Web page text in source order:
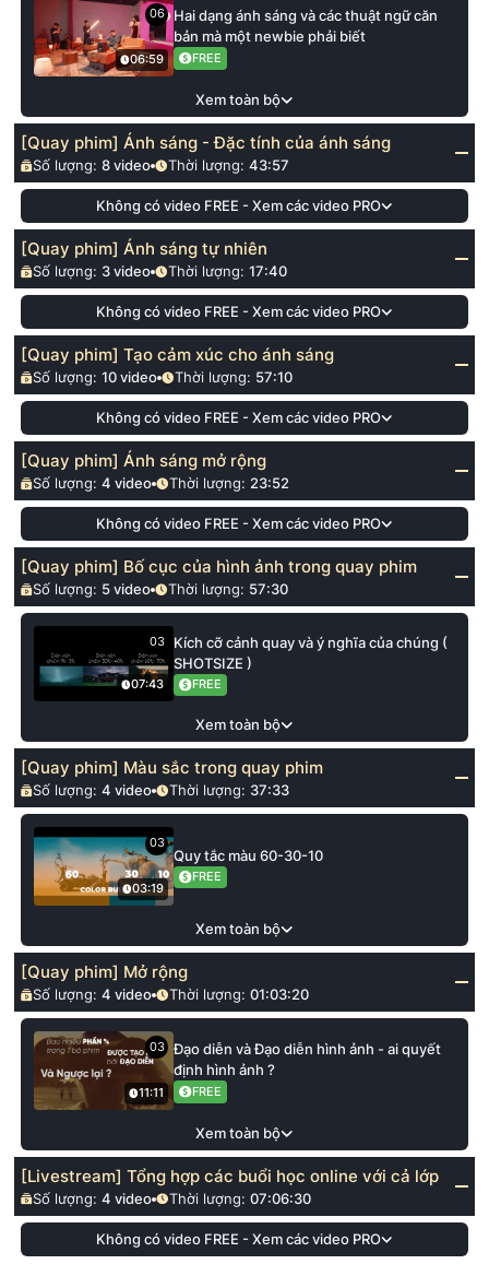
06
06:59
Hai dạng ánh sáng và các thuật ngữ căn
bản mà một newbie phải biết
FREE
Xem toàn bộ
[Quay phim] Ánh sáng - Đặc tính của ánh sáng
Số lượng:8 video Thời lượng: 43:57
Không có video FREE - Xem các video PRO
[Quay phim] Ánh sáng tự nhiên
Số lượng: 3 video Thời lượng: 17:40
Không có video FREE - Xem các video PRO
[Quay phim] Tạo cảm xúc cho ánh sáng
Số lượng:10 video Thời lượng: 57:10
Không có video FREE - Xem các video PRO
[Quay phim] Ánh sáng mở rộng
Số lượng:4 video Thời lượng: 23:52
Không có video FREE - Xem các video PRO
[Quay phim] Bố cục của hình ảnh trong quay phim
Số lượng: 5 video Thời lượng: 57:30
03
07:43
Kích cỡ cảnh quay và ý nghĩa của chúng (
SHOTSIZE )
FREE
Xem toàn bộ
[Quay phim] Màu sắc trong quay phim
Số lượng:4 video Thời lượng: 37:33
03
03:19
Quy tắc màu 60-30-10
FREE
Xem toàn bộ
[Quay phim] Mở rộng
Số lượng:4 video Thời lượng: 01:03:20
03
11:11
Đạo diễn và Đạo diễn hình ảnh - ai quyết
định hình ảnh ?
FREE
Xem toàn bộ
[Livestream] Tổng hợp các buổi học online với cả lớp
Số lượng:4 video Thời lượng: 07:06:30
Không có video FREE - Xem các video PRO